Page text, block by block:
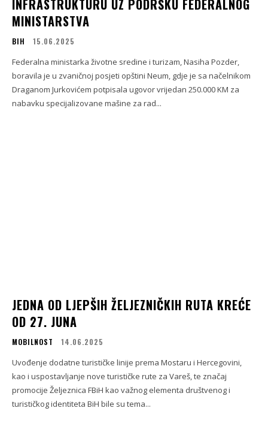
INFRASTRUKTURU UZ PODRŠKU FEDERALNOG
MINISTARSTVA
BIH 15.06.2025
Federalna ministarka životne sredine i turizam, Nasiha Pozder,
boravila je u zvaničnoj posjeti opštini Neum, gdje je sa načelnikom
Draganom Jurkovićem potpisala ugovor vrijedan 250.000 KM za
nabavku specijalizovane mašine za rad...
JEDNA OD LJEPŠIH ŽELJEZNIČKIH RUTA KREĆE
OD 27. JUNA
MOBILNOST 14.06.2025
Uvođenje dodatne turističke linije prema Mostaru i Hercegovini,
kao i uspostavljanje nove turističke rute za Vareš, te značaj
promocije Željeznica FBiH kao važnog elementa društvenog i
turističkog identiteta BiH bile su tema...